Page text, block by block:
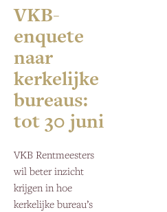
VKB-
enquete
naar
kerkelijke
bureaus:
tot 30 juni
VKB Rentmeesters
wil beter inzicht
krijgen in hoe
kerkelijke bureau’s